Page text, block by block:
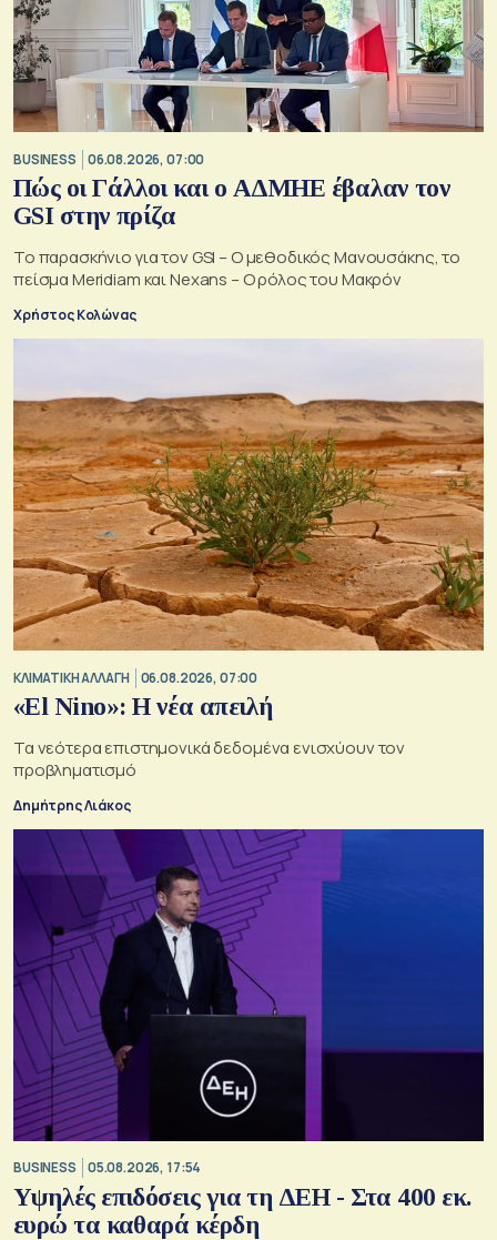
BUSINESS 06.08.2026, 07:00
Πώς οι Γάλλοι και ο ΑΔΜΗΕ έβαλαν τον
GSI στην πρίζα
Το παρασκήνιο για τον GSI – Ο μεθοδικός Μανουσάκης, το
πείσμα Meridiam και Nexans – Ο ρόλος του Μακρόν
Χρήστος Κολώνας
ΚΛΙΜΑΤΙΚΗ ΑΛΛΑΓΗ 06.08.2026, 07:00
«El Nino»: Η νέα απειλή
Τα νεότερα επιστημονικά δεδομένα ενισχύουν τον
προβληματισμό
Δημήτρης Λιάκος
BUSINESS 05.08.2026, 17:54
Υψηλές επιδόσεις για τη ΔΕΗ - Στα 400 εκ.
ευρώ τα καθαρά κέρδη